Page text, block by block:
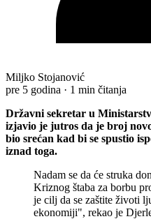
Miljko Stojanović
pre 5 godina · 1 min čitanja
Državni sekretar u
izjavio je jutros da je broj
bio srećan kad bi se spustio
iznad toga.
Nadam se da će struka
Kriznog štaba za borbu
je cilj da se zaštite životi
ekonomiji", rekao je